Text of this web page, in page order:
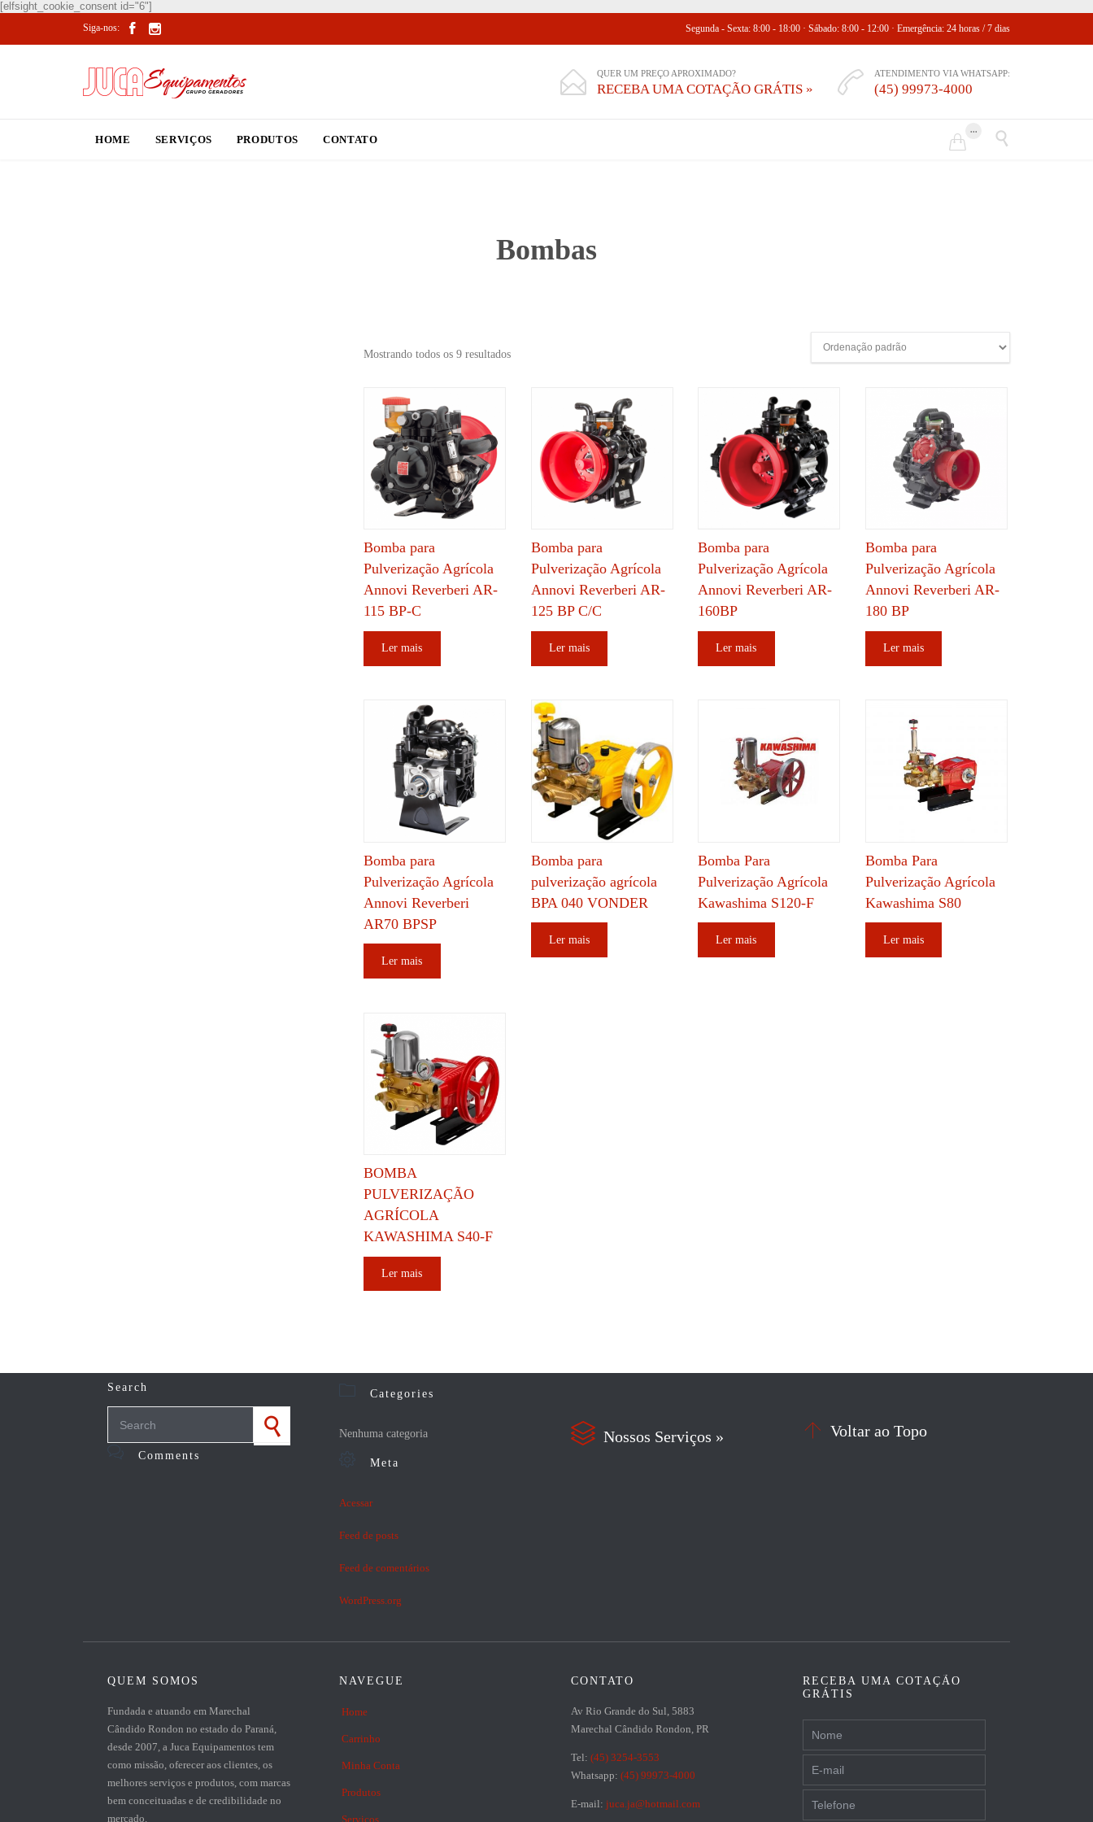
[elfsight_cookie_consent id="6"]
Siga-nos:   Segunda - Sexta: 8:00 - 18:00 · Sábado: 8:00 - 12:00 · Emergência: 24 horas / 7 dias
 QUER UM PREÇO APROXIMADO?
RECEBA UMA COTAÇÃO GRÁTIS »  ATENDIMENTO VIA WHATSAPP:
(45) 99973-4000
HOME SERVIÇOS PRODUTOS CONTATO 
... 
Bombas
Mostrando todos os 9 resultados
Bomba para
Pulverização Agrícola
Annovi Reverberi AR-
115 BP-C
Ler mais
Bomba para
Pulverização Agrícola
Annovi Reverberi AR-
125 BP C/C
Ler mais
Bomba para
Pulverização Agrícola
Annovi Reverberi AR-
160BP
Ler mais
Bomba para
Pulverização Agrícola
Annovi Reverberi AR-
180 BP
Ler mais
Bomba para
Pulverização Agrícola
Annovi Reverberi
AR70 BPSP
Ler mais
Bomba para
pulverização agrícola
BPA 040 VONDER
Ler mais
Bomba Para
Pulverização Agrícola
Kawashima S120-F
Ler mais
Bomba Para
Pulverização Agrícola
Kawashima S80
Ler mais
BOMBA
PULVERIZAÇÃO
AGRÍCOLA
KAWASHIMA S40-F
Ler mais
Search
Comments
Categories
Nenhuma categoria
Meta
Acessar
Feed de posts
Feed de comentários
WordPress.org
 Nossos Serviços »  Voltar ao Topo
QUEM SOMOS
Fundada e atuando em Marechal
Cândido Rondon no estado do Paraná,
desde 2007, a Juca Equipamentos tem
como missão, oferecer aos clientes, os
melhores serviços e produtos, com marcas
bem conceituadas e de credibilidade no
mercado.
NAVEGUE
Home
Carrinho
Minha Conta
Produtos
Serviços
CONTATO
Av Rio Grande do Sul, 5883
Marechal Cândido Rondon, PR
Tel: (45) 3254-3553
Whatsapp: (45) 99973-4000
E-mail: juca.ja@hotmail.com
RECEBA UMA COTAÇÃO
GRÁTIS